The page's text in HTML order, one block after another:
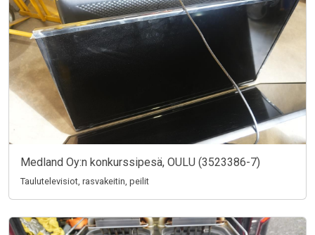
Medland Oy:n konkurssipesä, OULU (3523386-7)
Taulutelevisiot, rasvakeitin, peilit